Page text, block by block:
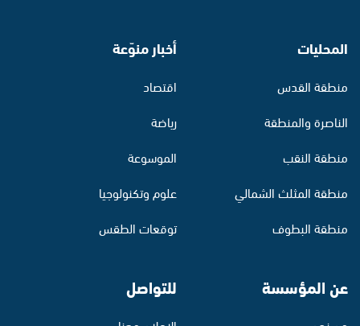
المحليات
منطقة القدس
الناصرة والمنطقة
منطقة النقب
منطقة المثلث الشمالي
منطقة البطوف
أخبار منوّعة
اقتصاد
رياضة
الموسوعة
علوم وتكنولوجيا
توقعات الطقس
عن المؤسسة للتواصل